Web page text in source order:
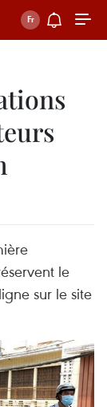
le
sur le site